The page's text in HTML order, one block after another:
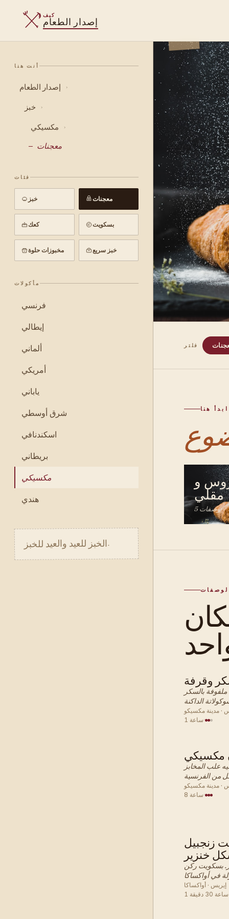
كيف
إصدار الطعام
أنت هنا
إصدار الطعام ›
خبز ›
مكسيكي ›
معجنات
فئات
خبز معجنات
كعك بسكويت
مخبوزات حلوة خبز سريع
مأكولات
فرنسي
إيطالي
ألماني
أمريكي
ياباني
شرق أوسطي
اسكندنافي
بريطاني
مكسيكي
هندي
الخبز للعيد والعيد للخبز.
فلتر
ابدأ هنا
و
مقلي
5 وصفات
· معجنات
وقرفة
بالسكر
· مدينة مكسيكو
1 ساعة·
· معجنات
مكسيكي
علب المخابز
· مدينة مكسيكو
8 ساعة·
· معجنات
زنجبيل
خنزير
بسكويت ركن
إيريس · أواكساكا
1 ساعة 30 دقيقة